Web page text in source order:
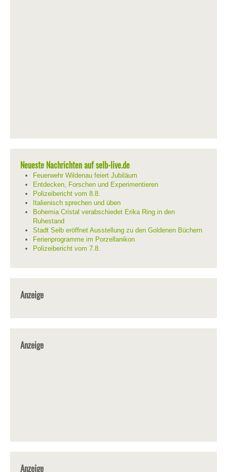
Neueste Nachrichten auf selb-live.de
Feuerwehr Wildenau feiert Jubiläum
Entdecken, Forschen und Experimentieren
Polizeibericht vom 8.8.
Italienisch sprechen und üben
Bohemia Cristal verabschiedet Erika Ring in den
Ruhestand
Stadt Selb eröffnet Ausstellung zu den Goldenen Büchern
Ferienprogramme im Porzellanikon
Polizeibericht vom 7.8.
Anzeige
Anzeige
Anzeige